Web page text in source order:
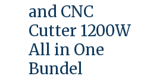
and CNC
Cutter 1200W
All in One
Bundel